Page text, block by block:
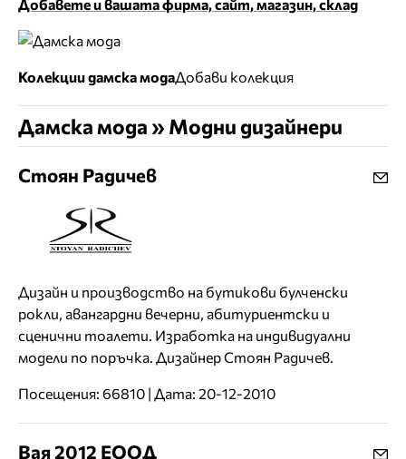
Добавете и вашата фирма, сайт, магазин, склад
Колекции дамска модаДобави колекция
Дамска мода » Модни дизайнери
Стоян Радичев
Дизайн и производство на бутикови булченски
рокли, авангардни вечерни, абитуриентски и
сценични тоалети. Изработка на индивидуални
модели по поръчка. Дизайнер Стоян Радичев.
Посещения: 66810 | Дата: 20-12-2010
Вая 2012 ЕООД